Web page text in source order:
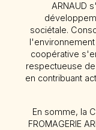
ARNAUD
sociétale.
coopérative
respectueuse
en contribuant
En somme, la
FROMAGERIE